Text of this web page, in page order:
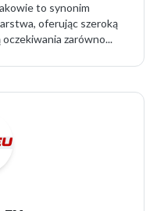
to synonim
oferując szeroką
zarówno...